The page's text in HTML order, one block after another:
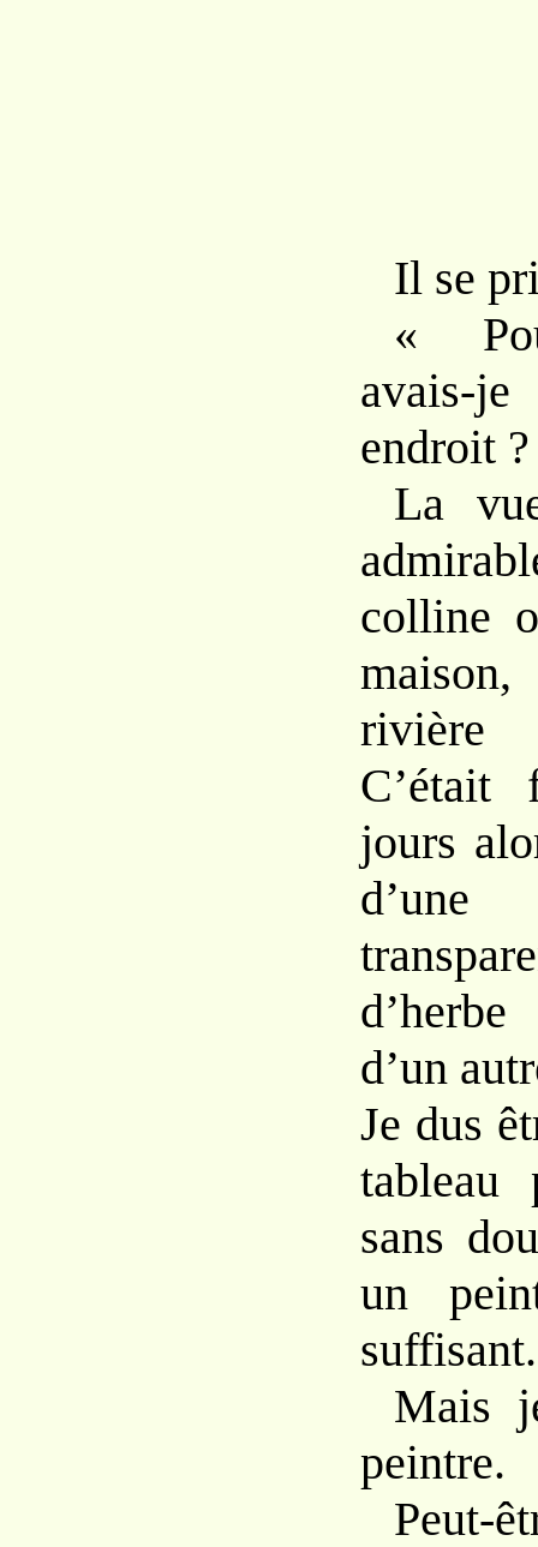
Il se
«
endroit
La
colline
C’était
jours
trans
d’un
Je dus
tableau
sans
un
suffisant.
Mais
peintre.
Peut-